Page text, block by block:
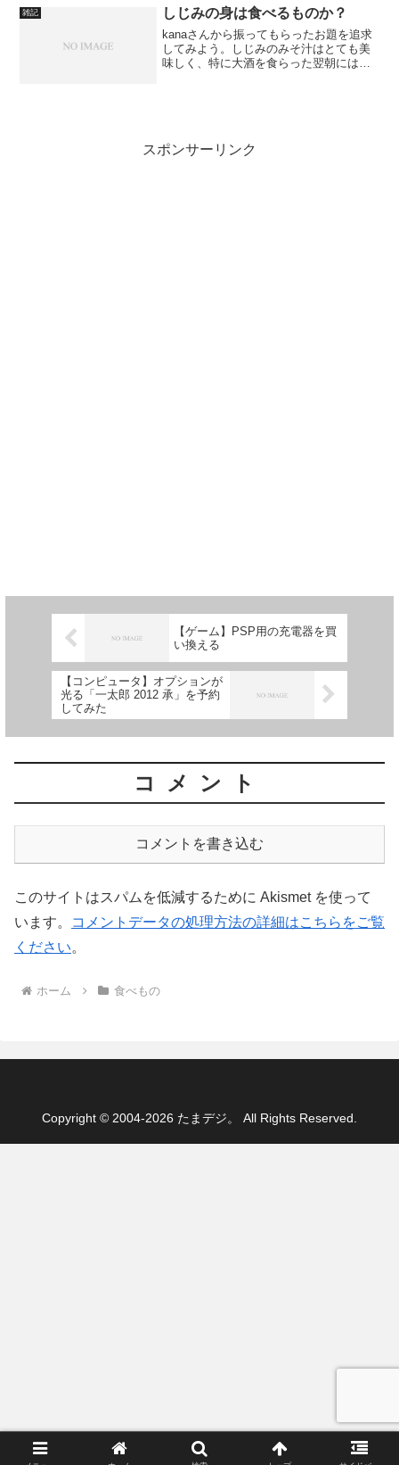
あるはずだ。コチュジャンも...
雑記 しじみの身は食べるものか？
kanaさんから振ってもらったお題を追求
してみよう。しじみのみそ汁はとても美
味しく、特に大酒を食らった翌朝には染
スポンサーリンク
【ゲーム】PSP用の充電器を買
い換える
【コンピュータ】オプションが
光る「一太郎 2012 承」を予約
してみた
コメント
コメントを書き込む
このサイトはスパムを低減するために Akismet を使って
います。
コメントデータの処理方法の詳細はこちらをご覧
ください。
ホーム 食べもの
Copyright © 2004-2026 たまデジ。 All Rights Reserved.